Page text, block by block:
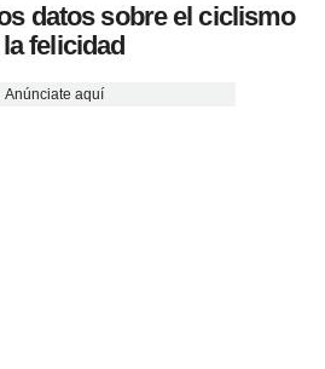
datos sobre el ciclismo
felicidad
Anúnciate aquí